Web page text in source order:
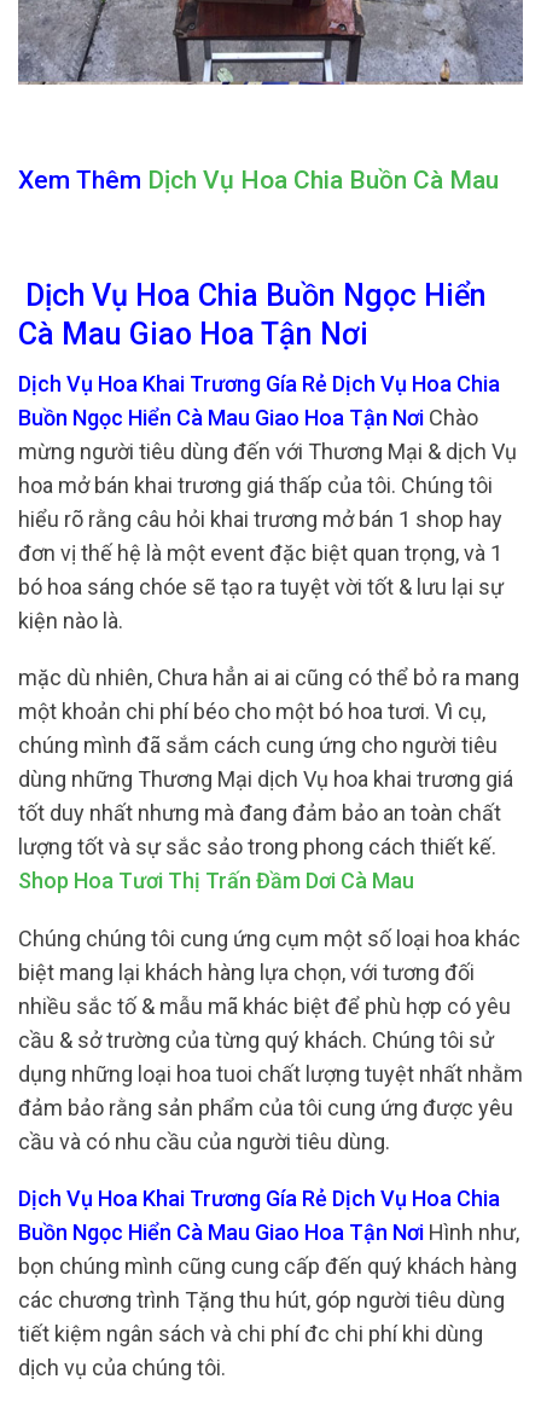
Xem Thêm Dịch Vụ Hoa Chia Buồn Cà Mau
Dịch Vụ Hoa Chia Buồn Ngọc Hiển
Cà Mau Giao Hoa Tận Nơi
Dịch Vụ Hoa Khai Trương Gía Rẻ Dịch Vụ Hoa Chia
Buồn Ngọc Hiển Cà Mau Giao Hoa Tận Nơi Chào
mừng người tiêu dùng đến với Thương Mại & dịch Vụ
hoa mở bán khai trương giá thấp của tôi. Chúng tôi
hiểu rõ rằng câu hỏi khai trương mở bán 1 shop hay
đơn vị thế hệ là một event đặc biệt quan trọng, và 1
bó hoa sáng chóe sẽ tạo ra tuyệt vời tốt & lưu lại sự
kiện nào là.
mặc dù nhiên, Chưa hẳn ai ai cũng có thể bỏ ra mang
một khoản chi phí béo cho một bó hoa tươi. Vì cụ,
chúng mình đã sắm cách cung ứng cho người tiêu
dùng những Thương Mại dịch Vụ hoa khai trương giá
tốt duy nhất nhưng mà đang đảm bảo an toàn chất
lượng tốt và sự sắc sảo trong phong cách thiết kế.
Shop Hoa Tươi Thị Trấn Đầm Dơi Cà Mau
Chúng chúng tôi cung ứng cụm một số loại hoa khác
biệt mang lại khách hàng lựa chọn, với tương đối
nhiều sắc tố & mẫu mã khác biệt để phù hợp có yêu
cầu & sở trường của từng quý khách. Chúng tôi sử
dụng những loại hoa tuoi chất lượng tuyệt nhất nhằm
đảm bảo rằng sản phẩm của tôi cung ứng được yêu
cầu và có nhu cầu của người tiêu dùng.
Dịch Vụ Hoa Khai Trương Gía Rẻ Dịch Vụ Hoa Chia
Buồn Ngọc Hiển Cà Mau Giao Hoa Tận Nơi Hình như,
bọn chúng mình cũng cung cấp đến quý khách hàng
các chương trình Tặng thu hút, góp người tiêu dùng
tiết kiệm ngân sách và chi phí đc chi phí khi dùng
dịch vụ của chúng tôi.